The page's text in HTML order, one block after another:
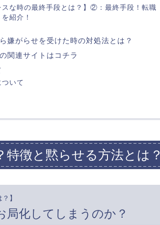
スな時の最終手段とは？】②：最終手段！転職
紹介！
嫌がらせを受けた時の対処法とは？
関連サイトはコチラ
いて
特徴と黙らせる方法とは？
】
局化してしまうのか？